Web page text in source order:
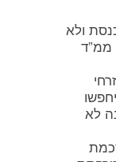
120 חברי כנסת ולא
ממ”ד
לא